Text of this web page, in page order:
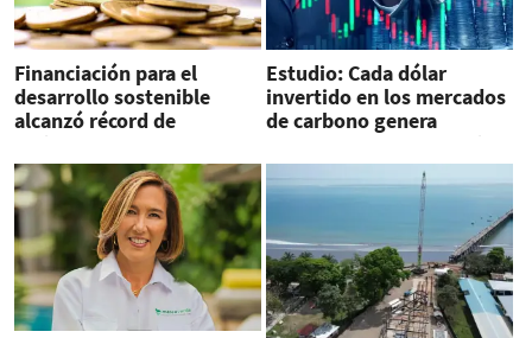
Financiación para el
desarrollo sostenible
alcanzó récord de
Estudio: Cada dólar
invertido en los mercados
de carbono genera
y US$215